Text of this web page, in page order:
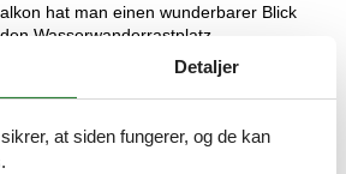
hat man einen wunderbarer Blick
Wasserwanderrastplatz.
Heizung und Endreinigung sind im
Kaution. Strom ist von Mai bis Ende
bis April 1,- € p.P. und Nacht
Detaljer
at siden fungerer, og de kan